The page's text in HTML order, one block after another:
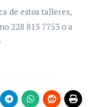
de estos talleres,
228 813 7753 o a